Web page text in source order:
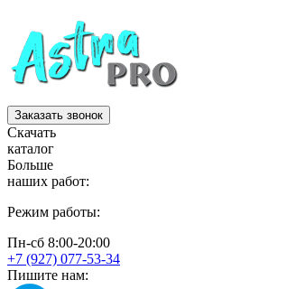
Заказать звонок
Скачать
каталог
Больше
наших работ:
Режим работы:
Пн-сб 8:00-20:00
+7 (927) 077-53-34
Пишите нам: